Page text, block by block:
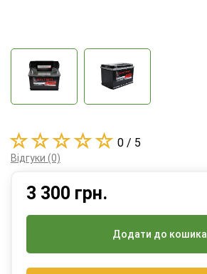
3 300 грн.
Додати до кошика
0 / 5
Відгуки (0)